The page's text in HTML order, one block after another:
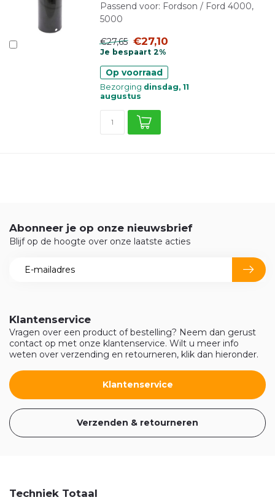
Passend voor: Fordson / Ford 4000,
5000
€27,65 €27,10
Je bespaart 2%
Op voorraad
Bezorging dinsdag, 11
augustus
Klantenservice
Vragen over een product of bestelling? Neem dan gerust
contact op met onze klantenservice. Wilt u meer info
weten over verzending en retourneren, klik dan hieronder.
Klantenservice
Verzenden & retourneren
Abonneer je op onze nieuwsbrief
Blijf op de hoogte over onze laatste acties
Techniek Totaal